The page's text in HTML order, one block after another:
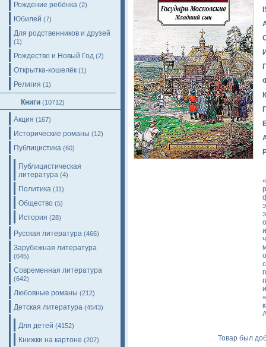
Рождение ребёнка (2)
Юбилей (7)
Для родственников и друзей
(1)
Рождество и Новый Год (2)
Открытка-кошелёк (1)
Религия (1)
Книги (10712)
Акция (167)
Исторические романы (12)
Публицистика (60)
Публицистическая
литература (4)
Политика (11)
Общество (5)
История (28)
Русская литература (466)
Зарубежная литература
(645)
Современная литература
(642)
Любовные романы (212)
Детская литература (4543)
Для детей (4152)
Книжки на картоне (207) Товар был